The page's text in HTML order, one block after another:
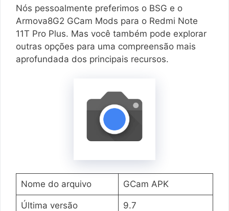
Nós pessoalmente preferimos o BSG e o
Armova8G2 GCam Mods para o Redmi Note
11T Pro Plus. Mas você também pode explorar
outras opções para uma compreensão mais
aprofundada dos principais recursos.
Nome do arquivo GCam APK
Última versão 9.7